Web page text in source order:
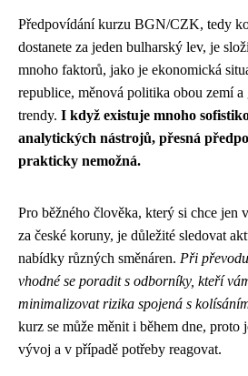
Předpovídání kurzu BGN/CZK, tedy
dostanete za jeden bulharský lev, je
mnoho faktorů, jako je ekonomická
republice, měnová politika obou zemí
trendy. I když existuje mnoho
analytických nástrojů, přesná
prakticky nemožná.
Pro běžného člověka, který si chce jen
za české koruny, je důležité sledovat
nabídky různých směnáren. Při
vhodné se poradit s odborníky, kteří
minimalizovat rizika spojená s
kurz se může měnit i během dne, proto
vývoj a v případě potřeby reagovat.